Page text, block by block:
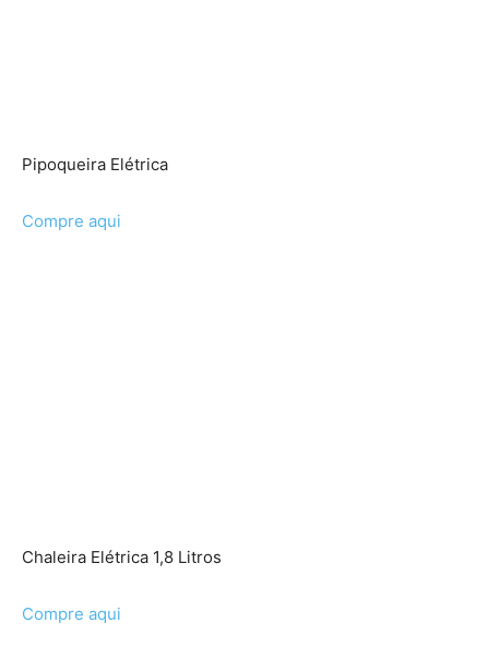
Pipoqueira Elétrica
Compre aqui
Chaleira Elétrica 1,8 Litros
Compre aqui